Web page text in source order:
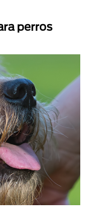
perros